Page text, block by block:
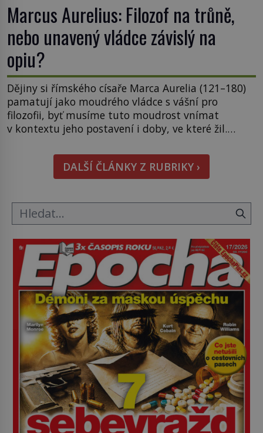
Marcus Aurelius: Filozof na trůně,
nebo unavený vládce závislý na
opiu?
Dějiny si římského císaře Marca Aurelia (121–180)
pamatují jako moudrého vládce s vášní pro
filozofii, byť musíme tuto moudrost vnímat
v kontextu jeho postavení i doby, ve které žil.
pravdu na padrť a prohlásit, že to byl jen životem
unavený a drogou ovládaný muž? Marcus Aurelius
byl zastáncem stoicismu, učení, […]
DALŠÍ ČLÁNKY Z RUBRIKY ›